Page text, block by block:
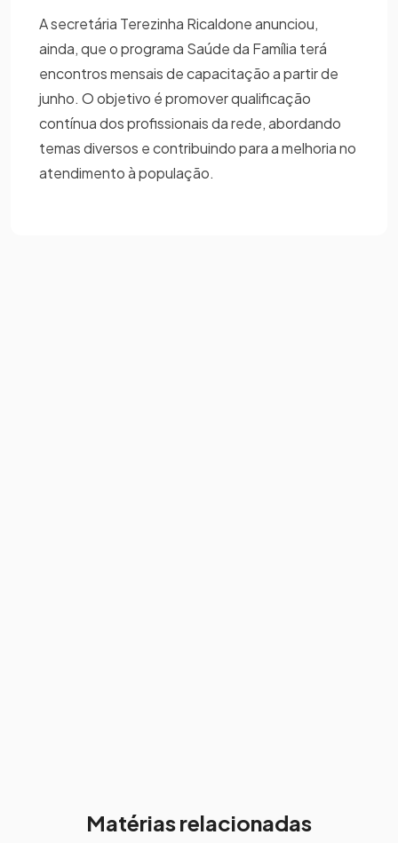
A secretária Terezinha Ricaldone anunciou,
ainda, que o programa Saúde da Família terá
encontros mensais de capacitação a partir de
junho. O objetivo é promover qualificação
contínua dos profissionais da rede, abordando
temas diversos e contribuindo para a melhoria no
atendimento à população.
Matérias relacionadas